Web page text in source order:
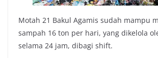
Motah 21 Bakul Agamis sudah mampu
sampah 16 ton per hari, yang dikelola
selama 24 jam, dibagi shift.